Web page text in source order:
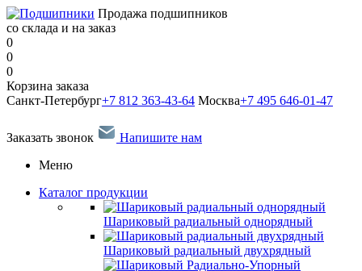
Продажа подшипников
со склада и на заказ
0
0
0
Корзина заказа
Санкт-Петербург+7 812 363-43-64 Москва+7 495 646-01-47
Заказать звонок
Напишите нам
Меню
Каталог продукции
Шариковый радиальный однорядный
Шариковый радиальный двухрядный